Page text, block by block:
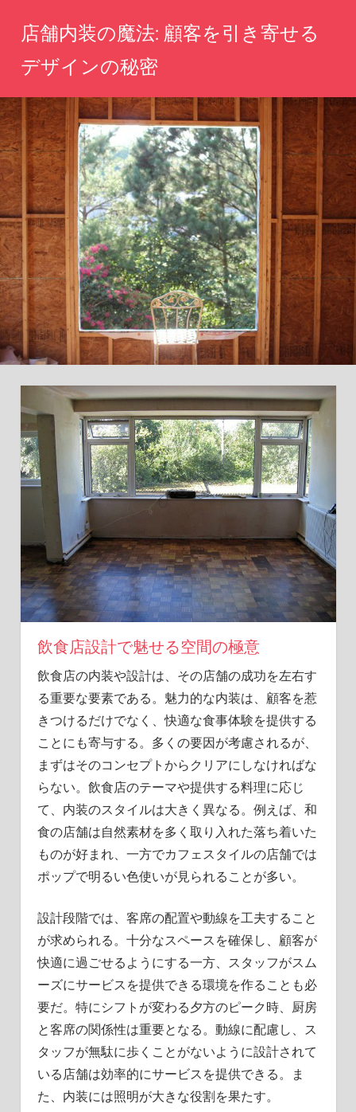
ツ
へ
ス
キ
ッ
プ
店舗内装の魔法: 顧客を引き寄せる
デザインの秘密
つ
か
む
空
を
創
造
し、
記
憶
に
残
る
体
験
を
届
け
し
飲食店設計で魅せる空間の極意
飲食店の内装や設計は、その店舗の成功を左右す
る重要な要素である。 魅力的な内装は、顧客を惹
きつけるだけでなく、快適な食事体験を提供する
ことにも寄与する。多くの要因が考慮されるが、
まずはそのコンセプトからクリアにしなければな
らない。飲食店のテーマや提供する料理に応じ
て、内装のスタイルは大きく異なる。例えば、和
食の店舗は自然素材を多く取り入れた落ち着いた
ものが好まれ、一方でカフェスタイルの店舗では
ポップで明るい色使いが見られることが多い。
設計段階では、客席の配置や動線を工夫すること
が求められる。十分なスペースを確保し、顧客が
快適に過ごせるようにする一方、スタッフがスム
ーズにサービスを提供できる環境を作ることも必
要だ。特にシフトが変わる夕方のピーク時、厨房
と客席の関係性は重要となる。動線に配慮し、ス
タッフが無駄に歩くことがないように設計されて
いる店舗は効率的にサービスを提供できる。ま
た、内装には照明が大きな役割を果たす。